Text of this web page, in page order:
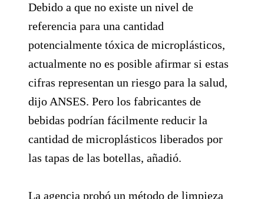
Debido a que no existe un nivel de
referencia para una cantidad
potencialmente tóxica de microplásticos,
actualmente no es posible afirmar si estas
cifras representan un riesgo para la salud,
dijo ANSES. Pero los fabricantes de
bebidas podrían fácilmente reducir la
cantidad de microplásticos liberados por
las tapas de las botellas, añadió.
La agencia probó un método de limpieza